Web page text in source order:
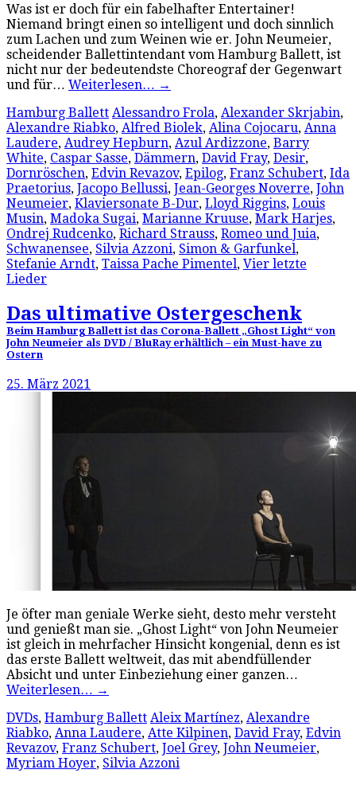
Was ist er doch für ein fabelhafter Entertainer!
Niemand bringt einen so intelligent und doch sinnlich
zum Lachen und zum Weinen wie er. John Neumeier,
scheidender Ballettintendant vom Hamburg Ballett, ist
nicht nur der bedeutendste Choreograf der Gegenwart
und für… Weiterlesen… →
Hamburg Ballett Alessandro Frola, Alexander Skrjabin,
Alexandre Riabko, Alfred Biolek, Alina Cojocaru, Anna
Laudere, Audrey Hepburn, Azul Ardizzone, Barry
White, Caspar Sasse, Dämmern, David Fray, Desir,
Dornröschen, Edvin Revazov, Epilog, Franz Schubert, Ida
Praetorius, Jacopo Bellussi, Jean-Georges Noverre, John
Neumeier, Klaviersonate B-Dur, Lloyd Riggins, Louis
Musin, Madoka Sugai, Marianne Kruuse, Mark Harjes,
Ondrej Rudcenko, Richard Strauss, Romeo und Juia,
Schwanensee, Silvia Azzoni, Simon & Garfunkel,
Stefanie Arndt, Taissa Pache Pimentel, Vier letzte
Lieder
Das ultimative Ostergeschenk
Beim Hamburg Ballett ist das Corona-Ballett „Ghost Light“ von
John Neumeier als DVD / BluRay erhältlich – ein Must-have zu
Ostern
25. März 2021
Je öfter man geniale Werke sieht, desto mehr versteht
und genießt man sie. „Ghost Light“ von John Neumeier
ist gleich in mehrfacher Hinsicht kongenial, denn es ist
das erste Ballett weltweit, das mit abendfüllender
Absicht und unter Einbeziehung einer ganzen…
Weiterlesen… →
DVDs, Hamburg Ballett Aleix Martínez, Alexandre
Riabko, Anna Laudere, Atte Kilpinen, David Fray, Edvin
Revazov, Franz Schubert, Joel Grey, John Neumeier,
Myriam Hoyer, Silvia Azzoni